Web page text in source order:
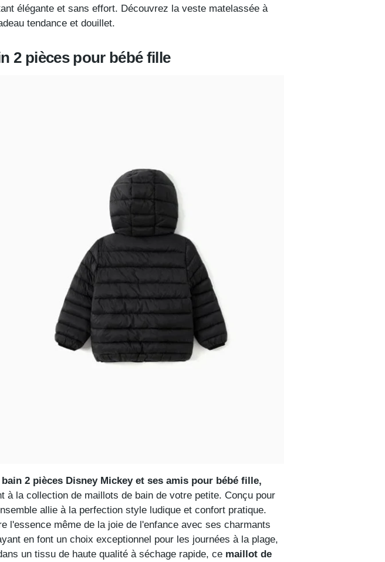
élégante et sans effort. Découvrez la veste matelassée à
tendance et douillet.
2 pièces pour bébé fille
2 pièces Disney Mickey et ses amis pour bébé fille,
à la collection de maillots de bain de votre petite. Conçu pour
allie à la perfection style ludique et confort pratique.
l'essence même de la joie de l'enfance avec ses charmants
en font un choix exceptionnel pour les journées à la plage,
un tissu de haute qualité à séchage rapide, ce maillot de